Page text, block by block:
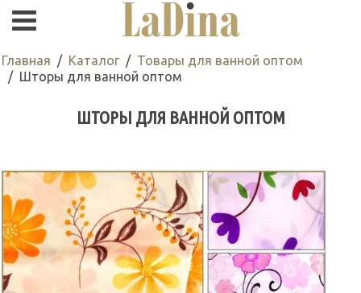
Главная Каталог
Товары для ванной оптом
Шторы для ванной оптом
ШТОРЫ ДЛЯ ВАННОЙ ОПТОМ